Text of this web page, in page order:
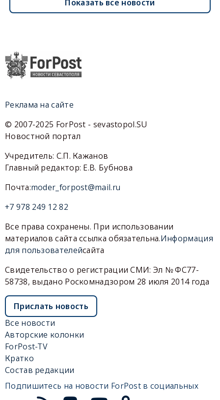
Показать все новости
Реклама на сайте
© 2007-2025 ForPost - sevastopol.SU
Новостной портал
Учредитель: С.П. Кажанов
Главный редактор: Е.В. Бубнова
Почта:moder_forpost@mail.ru
+7 978 249 12 82
Все права сохранены. При использовании
материалов сайта ссылка обязательна.Информация
для пользователейсайта
Свидетельство о регистрации СМИ: Эл № ФС77-
58738, выдано Роскомнадзором 28 июля 2014 года
Прислать новость
Все новости
Авторские колонки
ForPost-TV
Кратко
Состав редакции
Подпишитесь на новости ForPost в социальных